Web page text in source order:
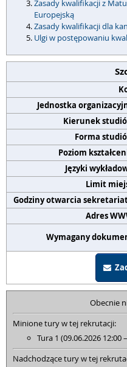
Zasady kwalifikacji z
Europejską
Zasady kwalifikacji dla
Ulgi w postępowaniu
Jednostka
Kierunek
Forma
Poziom
Języki
Limit
Godziny otwarcia
Adres
Wymagany
Obecnie
Minione tury w tej rekrutacji:
Tura 1 (09.06.2026 12:00
Nadchodzące tury w tej